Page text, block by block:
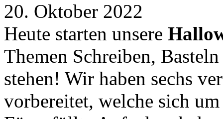
20. Oktober 2022
Heute starten unsere
Themen Schreiben,
stehen! Wir haben sechs
vorbereitet, welche sich